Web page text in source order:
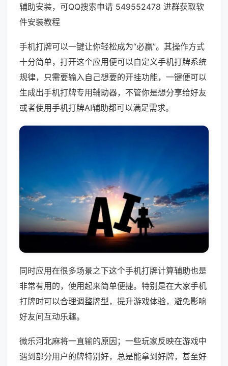
辅助安装，可QQ搜索申请 549552478 进群获取软
件安装教程
手机打牌可以一键让你轻松成为“必赢”。其操作方式
十分简单，打开这个应用便可以自定义手机打牌系统
规律，只需要输入自己想要的开挂功能，一键便可以
生成出手机打牌专用辅助器，不管你是想分享给好友
或者使用手机打牌AI辅助都可以满足需求。
同时应用在很多场景之下这个手机打牌计算辅助也是
非常有用的，使用起来简单便捷。特别是在大家手机
打牌时可以合理调整牌型，提升游戏体验，避免影响
好友间互动乐趣。
微乐河北麻将一直输的原因；一些玩家反映在游戏中
遇到部分用户的牌特别好，总是能拿到好牌，甚至好